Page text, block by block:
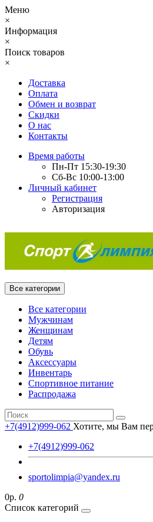
Меню
×
Информация
×
Поиск товаров
×
Доставка
Оплата
Обмен и возврат
Скидки
О нас
Контакты
Время работы
Пн-Пт 15:30-19:30
Сб-Вс 10:00-13:00
Личный кабинет
Регистрация
Авторизация
Все категории
Все категории
Мужчинам
Женщинам
Детям
Обувь
Аксессуары
Инвентарь
Спортивное питание
Распродажа
+7(4912)999-062 Хотите, мы Вам
+7(4912)999-062
sportolimpia@yandex.ru
0р. 0
Список категорий